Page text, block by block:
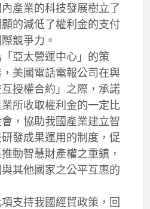
產業的科技發展樹立了
的減低了權利金的支付
競爭力。
亞太營運中心」的策
美國電話電報公司在與
授權合約」之際，承諾
所收取權利金的一定比
，協助我國產業建立智
發成果運用的制度，促
動智慧財產權之重鎮，
其他國家之公平互惠的
支持我國經貿政策，回